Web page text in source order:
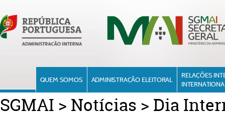
QUEM SOMOS ADMINISTRAÇÃO ELEITORAL
RELAÇÕES
SGMAI > Notícias > Dia